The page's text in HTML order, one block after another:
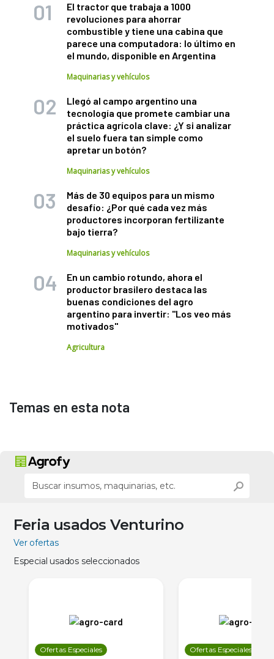
El tractor que trabaja a 1000
revoluciones para ahorrar
combustible y tiene una cabina que
parece una computadora: lo último en
el mundo, disponible en Argentina
Maquinarias y vehículos
Llegó al campo argentino una
tecnología que promete cambiar una
práctica agrícola clave: ¿Y si analizar
el suelo fuera tan simple como
apretar un botón?
Maquinarias y vehículos
Más de 30 equipos para un mismo
desafío: ¿Por qué cada vez más
productores incorporan fertilizante
bajo tierra?
Maquinarias y vehículos
En un cambio rotundo, ahora el
productor brasilero destaca las
buenas condiciones del agro
argentino para invertir: "Los veo más
motivados"
Agricultura
Temas en esta nota
Feria usados Venturino
Ver ofertas
Especial usados seleccionados
Ofertas Especiales Ofertas Especiales